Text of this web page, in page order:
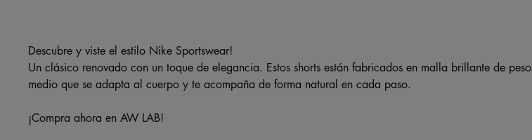
Descubre y viste el estilo Nike Sportswear!
Un clásico renovado con un toque de elegancia. Estos shorts están fabricados en malla brillante de peso
medio que se adapta al cuerpo y te acompaña de forma natural en cada paso.
¡Compra ahora en AW LAB!